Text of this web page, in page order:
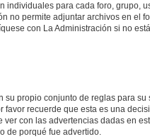
individuales para cada foro, grupo,
no permite adjuntar archivos en el
con La Administración si no
su propio conjunto de reglas para
favor recuerde que esta es una
ver con las advertencias dadas en
de porqué fue advertido.